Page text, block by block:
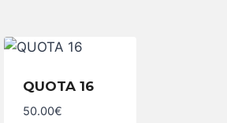
QUOTA 16
50.00€
QUOTA
16
quantità